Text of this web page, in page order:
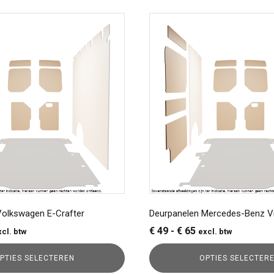
E-Crafter
btw
SELECTEREN
Deurpanelen Mercedes-Benz
€ 49 - € 65Prijsklasse:
€ 49
tot
excl. btw
OPTIES
product
heeft
meerdere
variaties.
Deze
optie
gekozen
worden
productpagina